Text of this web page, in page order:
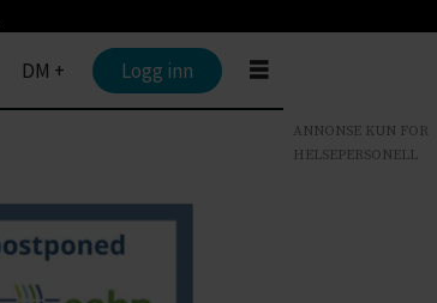
DM + Logg inn
ANNONSE KUN FOR
HELSEPERSONELL